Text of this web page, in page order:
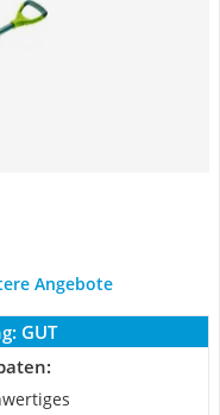
Angebote
GUT